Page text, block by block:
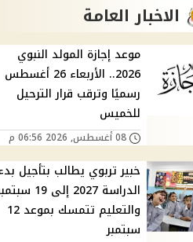
الاخبار العامة
موعد إجازة المولد النبوي
2026.. الأربعاء 26 أغسطس
رسميًا وترقب قرار الترحيل
للخميس
08 أغسطس, 2026 06:56 م
خبير تربوي يطالب بتأجيل
الدراسة 2027 إلى
والتعليم تتمسك بموعد 12
سبتمبر